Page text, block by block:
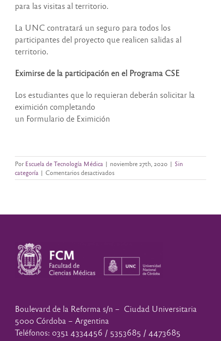
para las visitas al territorio.
La UNC contratará un seguro para todos los
participantes del proyecto que realicen salidas al
territorio.
Eximirse de la participación en el Programa CSE
Los estudiantes que lo requieran deberán solicitar la
eximición completando
un Formulario de Eximición
PorEscuela de Tecnología Médica | noviembre 27th, 2020 | Sin
categoría | Comentarios desactivadosen
Compromiso
Boulevard de la Reforma s/n – Ciudad Universitaria
5000 Córdoba – Argentina
Teléfonos: 0351 4334456 / 5353685 / 4473685